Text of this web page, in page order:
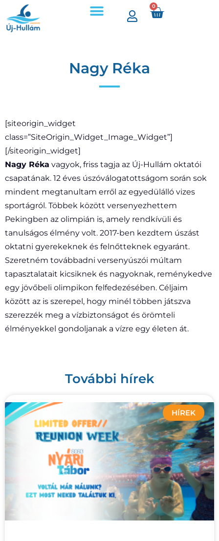
0
Nagy Réka
[siteorigin_widget
class=”SiteOrigin_Widget_Image_Widget”]
[/siteorigin_widget]
Nagy Réka vagyok, friss tagja az Új-Hullám oktatói
csapatának. 12 éves úszóválogatottságom során sok
mindent megtanultam erről az egyedülálló vizes
sportágról. Többek között versenyezhettem
Pekingben az olimpián is, amely rendkívüli és
tanulságos élmény volt. 2017-ben kezdtem úszást
oktatni gyerekeknek és felnőtteknek egyaránt.
Szeretném továbbadni versenyúszói múltam
tapasztalatait kicsiknek és nagyoknak, reménykedve
egy jövőbeli olimpikon felfedezésében. Céljaim
között az is szerepel, hogy minél többen játszva
szerezzék meg a vízbiztonságot és örömteli
élményekkel gondoljanak a vízre egy életen át.
További hírek
HÍREK